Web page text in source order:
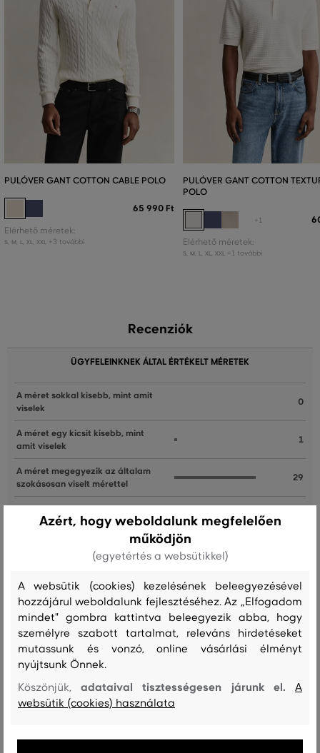
PULÓVER GANT COTTON CABLE POLO
65 990 Ft
Elérhető méretek:
S M L XL XXL +3 további
PULÓVER GANT COTTON
POLO
+1
Elérhető méretek:
S M L XL XXL +1 további
Recenziók
ÜGYFELEINKNEK ÁLTAL ÉRTÉKELT MÉRETEK
A méret sokkal kisebb, mint amit
viselek
0
A méret egy kicsit kisebb, mint
amit viselek
1
A méret megegyezik az általam
szokásosan viselt mérettel
29
A méret egy kicsit nagyobb, mint
amit általában viselek
A méret sokkal nagyobb, mint
Nagyon kényelmes , minőségi termék . Minden tekintetben
elismerően nyilatkozott a környezetem , aki meglátta rajtam . Nem
árt egy Gant pólót felvenni alá . Nagyon megéri az árát !
Szín
Méret:
Hogy áll?: A méret egy kicsit nagyobb, mint amit
Szabolcs D.
Kényelmes, elegáns.
Azért, hogy weboldalunk megfelelően
működjön
(egyetértés a websütikkel)
A websütik (cookies) kezelésének beleegyezésével
hozzájárul weboldalunk fejlesztéséhez. Az „Elfogadom
mindet" gombra kattintva beleegyezik abba, hogy
személyre szabott tartalmat, releváns hirdetéseket
mutassunk és vonzó, online vásárlási élményt
nyújtsunk Önnek.
Köszönjük,adataival tisztességesen járunk el.A
websütik (cookies) használata